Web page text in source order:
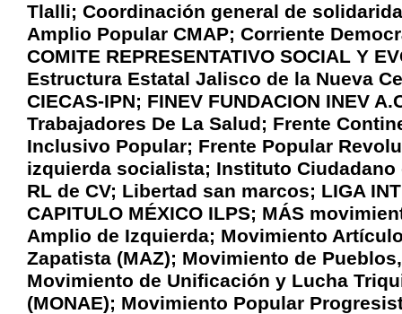
Tlalli; Coordinación general de
Amplio Popular CMAP; Corriente
COMITE REPRESENTATIVO SOCIAL Y
Estructura Estatal Jalisco de la Nueva
CIECAS-IPN; FINEV FUNDACION INEV
Trabajadores De La Salud; Frente
Inclusivo Popular; Frente Popular
izquierda socialista; Instituto
RL de CV; Libertad san marcos; LIGA
CAPITULO MÉXICO ILPS; MÁS
Amplio de Izquierda; Movimiento
Zapatista (MAZ); Movimiento de
Movimiento de Unificación y Lucha
(MONAE); Movimiento Popular